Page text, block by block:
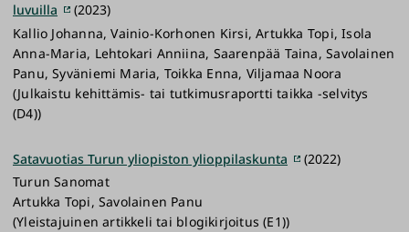
luvuilla
(2023)
Kallio Johanna, Vainio-Korhonen Kirsi, Artukka Topi, Isola
Anna-Maria, Lehtokari Anniina, Saarenpää Taina, Savolainen
Panu, Syväniemi Maria, Toikka Enna, Viljamaa Noora
(Julkaistu kehittämis- tai tutkimusraportti taikka -selvitys
(D4))
Satavuotias Turun yliopiston ylioppilaskunta
(2022)
Turun Sanomat
Artukka Topi, Savolainen Panu
(Yleistajuinen artikkeli tai blogikirjoitus (E1))